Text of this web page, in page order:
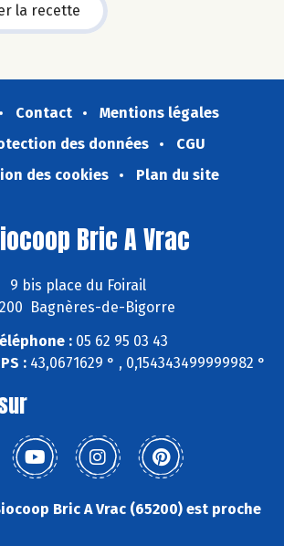
la recette
Contact
Mentions légales
des données
CGU
des cookies
Plan du site
Bric A Vrac
9 bis place du Foirail
Bagnères-de-Bigorre
: 05 62 95 03 43
: 43,0671629 ° , 0,154343499999982 °
Bric A Vrac (65200) est proche